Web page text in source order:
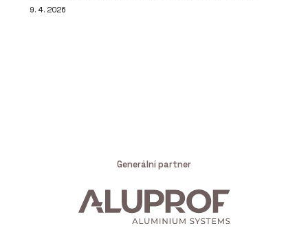
9. 4. 2026
Generální partner